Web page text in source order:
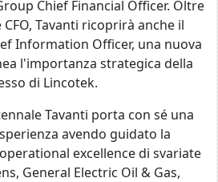
Chief Financial Officer. Oltre
Tavanti ricoprirà anche il
Information Officer, una nuova
l'importanza strategica della
di Lincotek.
Tavanti porta con sé una
avendo guidato la
excellence di svariate
General Electric Oil & Gas,